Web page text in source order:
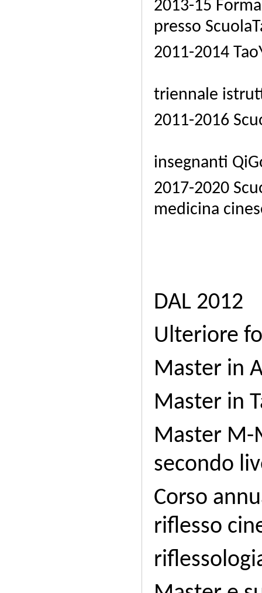
2013-15
presso
2011-
triennale
2011-2016
insegnanti
2017-2020
medicina
DAL 2012
Ulteriore
Master in
Master in
Master M-
secondo
Corso
riflesso